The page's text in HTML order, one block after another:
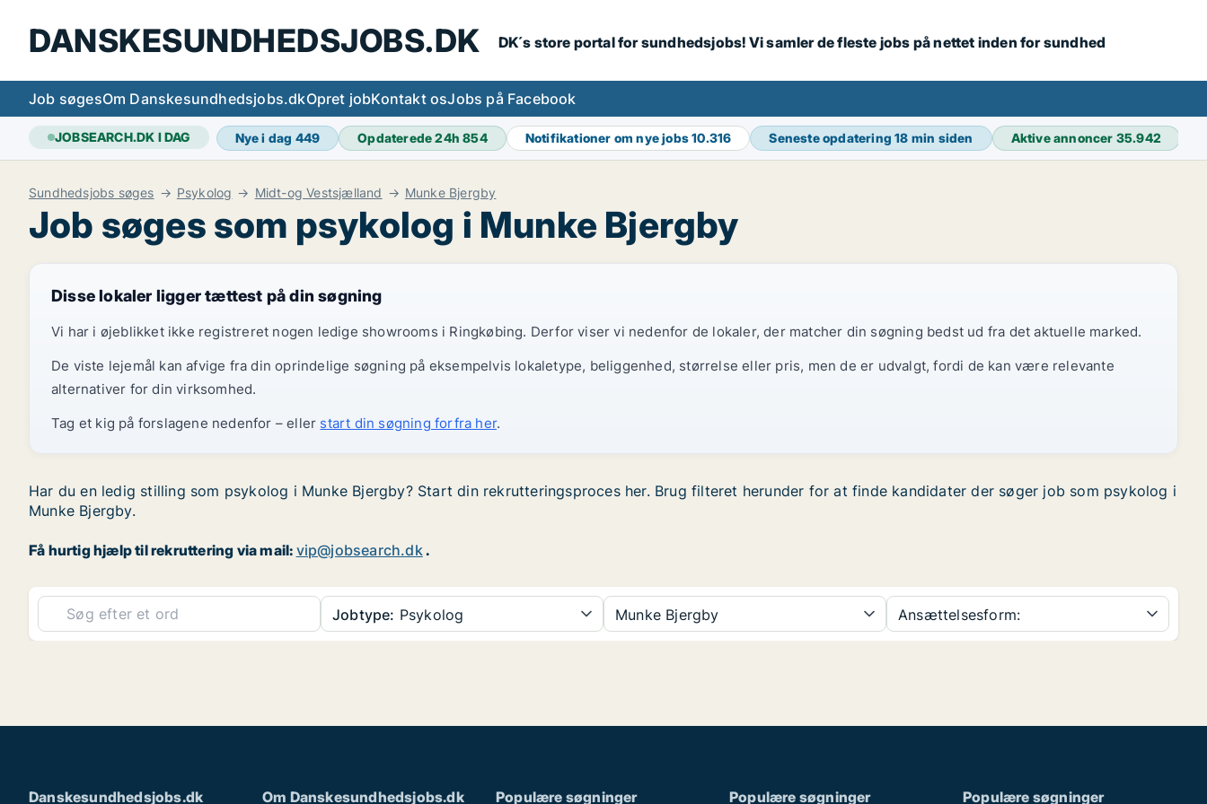
DANSKESUNDHEDSJOBS.DK DK´s store portal for sundhedsjobs! Vi samler de fleste jobs på nettet inden for sundhed
Job søgesOm Danskesundhedsjobs.dkOpret jobKontakt osJobs på Facebook
JOBSEARCH.DK I DAG Nye i dag 449 Opdaterede 24h854 Notifikationer om nye jobs10.316 Seneste opdatering18 min siden Aktive annoncer 35.942
Sundhedsjobs søges Psykolog Midt-og Vestsjælland Munke Bjergby
Job søges som psykolog i Munke Bjergby
Disse lokaler ligger tættest på din søgning
Vi har i øjeblikket ikke registreret nogen ledige showrooms i Ringkøbing. Derfor viser vi nedenfor de lokaler, der matcher din søgning bedst ud fra det aktuelle marked.
De viste lejemål kan afvige fra din oprindelige søgning på eksempelvis lokaletype, beliggenhed, størrelse eller pris, men de er udvalgt, fordi de kan være relevante
alternativer for din virksomhed.
Tag et kig på forslagene nedenfor – eller start din søgning forfra her.
Har du en ledig stilling som psykolog i Munke Bjergby? Start din rekrutteringsproces her. Brug filteret herunder for at finde kandidater der søger job som psykolog i
Munke Bjergby.
Få hurtig hjælp til rekruttering via mail: vip@jobsearch.dk.
Jobtype: Psykolog Munke Bjergby Ansættelsesform:
Danskesundhedsjobs.dk Om Danskesundhedsjobs.dk Populære søgninger Populære søgninger Populære søgninger